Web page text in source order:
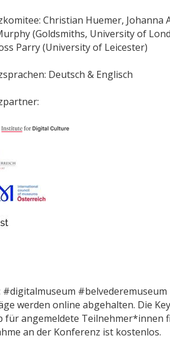
Christian Huemer, Johanna
(Goldsmiths, University of
Parry (University of Leicester)
Deutsch & Englisch
#digitalmuseum #belvederemuseum
werden online abgehalten. Die
für angemeldete Teilnehmer*innen
an der Konferenz ist kostenlos.